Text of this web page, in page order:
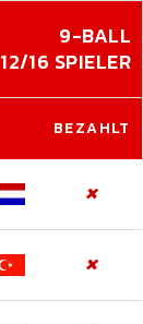
9-BALL
12/16 SPIELER
BEZAHLT